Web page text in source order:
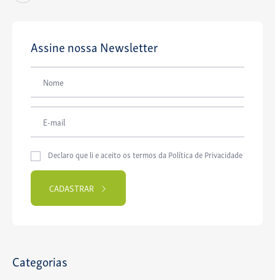
Assine nossa Newsletter
Declaro que li e aceito os termos da Política de Privacidade
CADASTRAR
field
empty.
Categorias